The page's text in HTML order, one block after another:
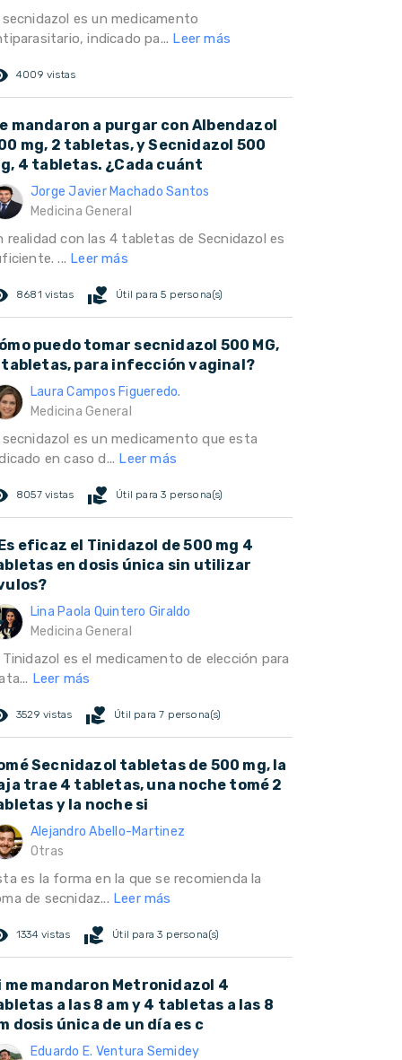
secnidazol es un medicamento
indicado pa... Leer más
4009 vistas
mandaron a purgar con Albendazol
mg, 2 tabletas, y Secnidazol 500
4 tabletas. ¿Cada cuánt
Jorge Javier Machado Santos
Medicina General
realidad con las 4 tabletas de Secnidazol es
... Leer más
8681 vistas volunteer_activism Útil para 5 persona(s)
puedo tomar secnidazol 500 MG,
tabletas, para infección vaginal?
Laura Campos Figueredo.
Medicina General
secnidazol es un medicamento que esta
en caso d... Leer más
8057 vistas volunteer_activism Útil para 3 persona(s)
eficaz el Tinidazol de 500 mg 4
en dosis única sin utilizar
Lina Paola Quintero Giraldo
Medicina General
Tinidazol es el medicamento de elección para
Leer más
3529 vistas volunteer_activism Útil para 7 persona(s)
Secnidazol tabletas de 500 mg, la
trae 4 tabletas, una noche tomé 2
y la noche si
Alejandro Abello-Martinez
Otras
es la forma en la que se recomienda la
de secnidaz... Leer más
1334 vistas volunteer_activism Útil para 3 persona(s)
me mandaron Metronidazol 4
a las 8 am y 4 tabletas a las 8
dosis única de un día es c
Eduardo E. Ventura Semidey